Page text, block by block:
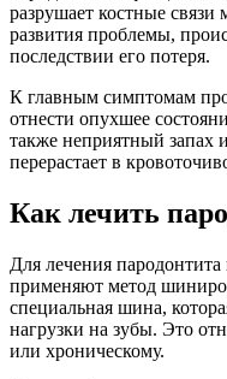
разрушает костные
развития проблемы,
последствии его потеря.
К главным симптомам
отнести опухшее
также неприятный запах
перерастает в
Как лечить
Для лечения
применяют метод
специальная шина,
нагрузки на зубы. Это
или хроническому.